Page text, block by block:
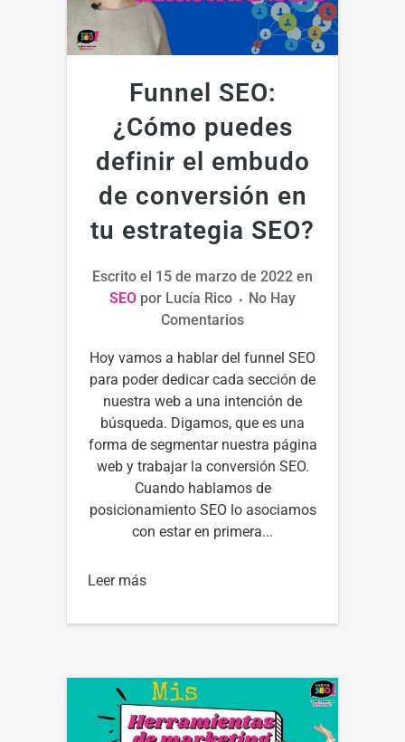
Funnel SEO:
¿Cómo puedes
definir el embudo
de conversión en
tu estrategia SEO?
Escrito el 15 de marzo de 2022 en
SEO por Lucía Rico
No Hay
Comentarios
Hoy vamos a hablar del funnel SEO
para poder dedicar cada sección de
nuestra web a una intención de
búsqueda. Digamos, que es una
forma de segmentar nuestra página
web y trabajar la conversión SEO.
Cuando hablamos de
posicionamiento SEO lo asociamos
con estar en primera...
Leer más